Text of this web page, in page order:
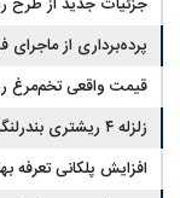
پرده‌برداری از
بوفالو از کجا وارد
قیمت واقعی تخم‌مرغ
زلزله ۴ ریشتری بندرلنگه را لرزاند
افزایش پلکانی تعرفه